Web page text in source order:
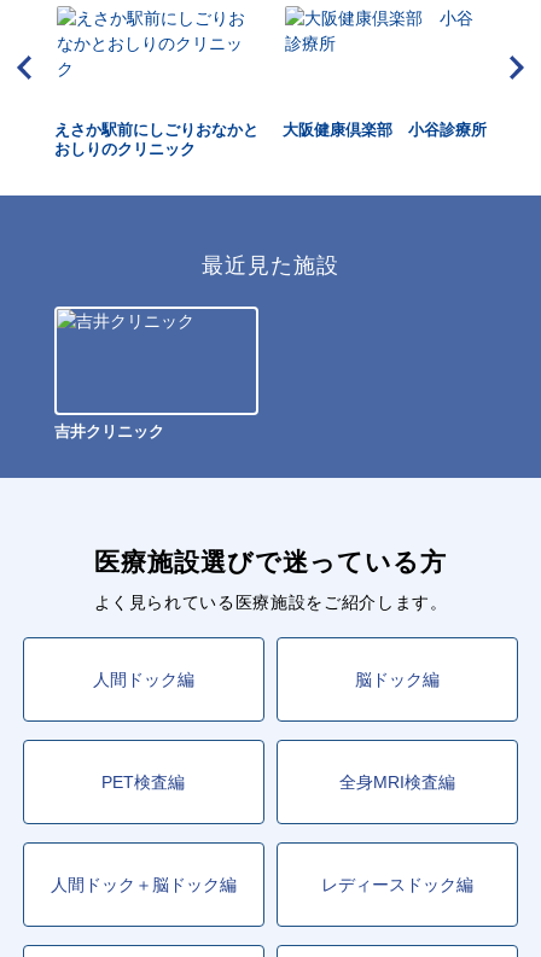
えさか駅前にしごりおなかと
おしりのクリニック
大阪健康倶楽部 小谷診療所
最近見た施設
吉井クリニック
医療施設選びで迷っている方
よく見られている医療施設をご紹介します。
人間ドック編 脳ドック編
PET検査編 全身MRI検査編
人間ドック＋脳ドック編 レディースドック編